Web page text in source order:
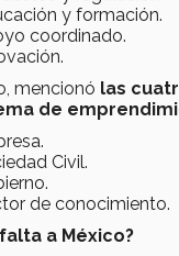
y formación.
coordinado.
mencionó las
de
Civil.
de conocimiento.
a México?